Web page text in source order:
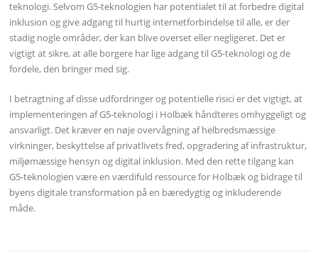
teknologi. Selvom G5-teknologien har potentialet til at forbedre digital
inklusion og give adgang til hurtig internetforbindelse til alle, er der
stadig nogle områder, der kan blive overset eller negligeret. Det er
vigtigt at sikre, at alle borgere har lige adgang til G5-teknologi og de
fordele, den bringer med sig.
I betragtning af disse udfordringer og potentielle risici er det vigtigt, at
implementeringen af G5-teknologi i Holbæk håndteres omhyggeligt og
ansvarligt. Det kræver en nøje overvågning af helbredsmæssige
virkninger, beskyttelse af privatlivets fred, opgradering af infrastruktur,
miljømæssige hensyn og digital inklusion. Med den rette tilgang kan
G5-teknologien være en værdifuld ressource for Holbæk og bidrage til
byens digitale transformation på en bæredygtig og inkluderende
måde.